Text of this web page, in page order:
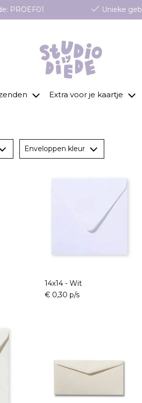
PROEF01 Unieke
Extra voor je kaartje
Enveloppen kleur
14x14 - Wit
€ 0,30 p/s